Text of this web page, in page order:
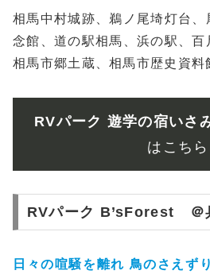
相馬中村城跡、鵜ノ尾埼灯台
念館、道の駅相馬、浜の駅、百
相馬市郷土蔵、相馬市歴史資料
RVパーク 遊学の宿いさ
はこちら
RVパーク B’sForest ＠
日々の喧騒を離れ 鳥のさえず